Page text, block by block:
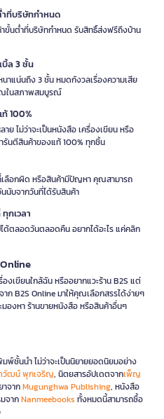
ำที่บริษัทกำหนด
ขั้นต่ำที่บริษัทกำหนด รับสิทธิ์ส่งฟรีถึงบ้าน
ล 3 ชั้น
าแน่นถึง 3 ชั้น หมดกังวลเรื่องความเสีย
ในสภาพสมบูรณ์
100%
ย ไม่ว่าจะเป็นหนังสือ เครื่องเขียน หรือ
รันตีสินค้าของแท้ 100% ทุกชิ้น
เลือกผิด หรือสินค้ามีปัญหา คุณสามารถ
นับจากวันที่ได้รับสินค้า
กเวลา
ตลอดวันตลอดคืน อยากได้อะไร แค่คลิก
งเขียนใกล้ฉัน หรืออยากแวะร้าน B2S แต่
าก B2S Online มาให้คุณเลือกสรรได้ง่ายๆ
องหา ร้านขายหนังสือ หรือสินค้าอื่นๆ
พ์ชั้นนำ ไม่ว่าจะเป็นนิยายยอดนิยมอย่าง
วัฒน์ พุกเจริญ, นิตยสารอัปเดตจากเพ็ญ
จากMugunghwa Publishing, หนังสือ
จากNanmeebooks ทั้งหมดนี้สามารถซื้อ